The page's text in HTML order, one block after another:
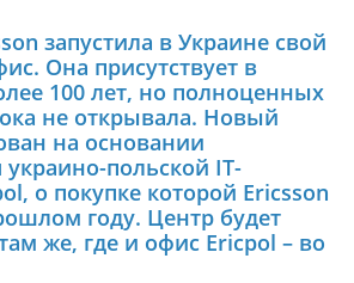
запустила в Украине свой
Она присутствует в
100 лет, но полноценных
не открывала. Новый
на основании
украино-польской IT-
о покупке которой Ericsson
году. Центр будет
же, где и офис Ericpol – во